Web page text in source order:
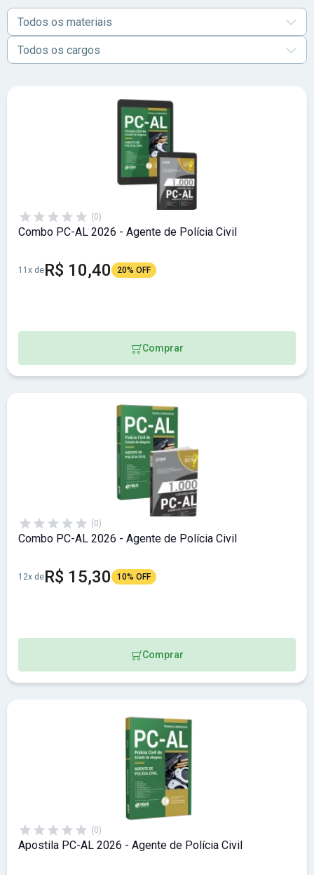
Todos os materiais
Todos os cargos
(0)
Combo PC-AL 2026 - Agente de Polícia Civil
11x deR$ 10,40 20% OFF
Comprar
(0)
Combo PC-AL 2026 - Agente de Polícia Civil
12x deR$ 15,30 10% OFF
Comprar
(0)
Apostila PC-AL 2026 - Agente de Polícia Civil